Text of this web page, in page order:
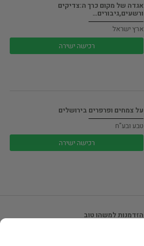
אגדה של מקום כרך ה:צדיקים
ורשעים,גיבורים…
ארץ ישראל
רכישה ישירה
על צמחים ופרפרים בירושלים
טבע ובע"ח
רכישה ישירה
הזדמנות למשהו טוב